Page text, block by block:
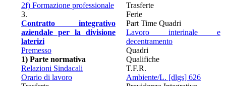
2f) Formazione professionale
3.
Contratto integrativo
aziendale per la divisione
laterizi
Premesso
1) Parte normativa
Relazioni Sindacali
Orario di lavoro
Trasferte
Ferie
Part Time Quadri
Lavoro interinale e
decentramento
Quadri
Qualifiche
T.F.R.
Ambiente/L. [dlgs] 626